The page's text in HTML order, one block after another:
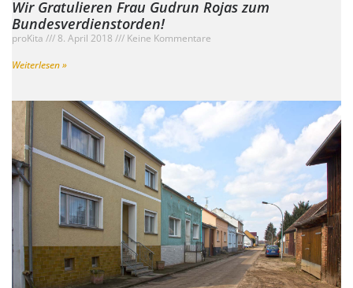
Wir Gratulieren Frau Gudrun Rojas zum
Bundesverdienstorden!
proKita 8. April 2018
Keine Kommentare
Weiterlesen »